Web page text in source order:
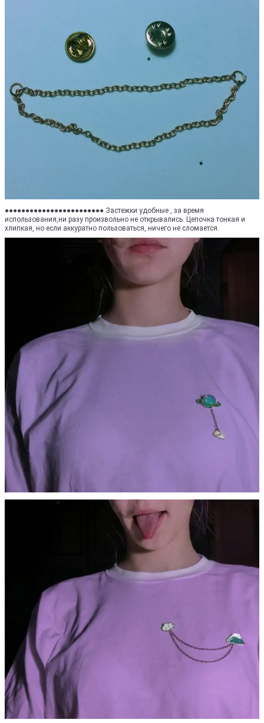
●●●●●●●●●●●●●●●●●●●●●●●● Застежки удобные , за время
использования,ни разу произвольно не открывались. Цепочка тонкая и
хлипкая, но если аккуратно пользоваться, ничего не сломается.